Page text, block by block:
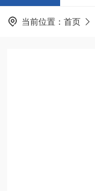
当前位置： 首页